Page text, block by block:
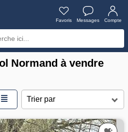
Favoris Messages Compte
Normand à vendre
≣